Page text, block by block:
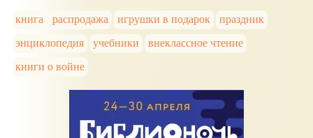
книга распродажа игрушки в подарок
праздник
энциклопедия
учебники
внеклассное чтение
книги о войне